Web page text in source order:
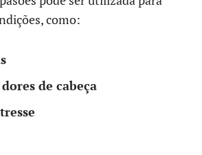
como:
de cabeça